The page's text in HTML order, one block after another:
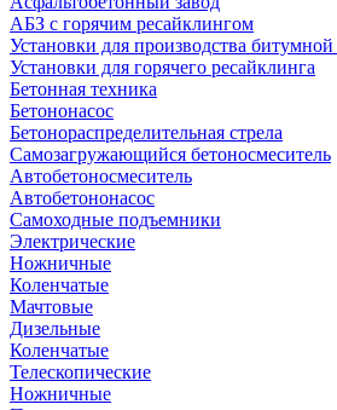
АБЗ с горячим ресайклингом
Установки для производства
Установки для горячего ресайклинга
Бетонная техника
Бетононасос
Бетонораспределительная стрела
Самозагружающийся бетоносмеситель
Автобетоносмеситель
Автобетононасос
Самоходные подъемники
Электрические
Ножничные
Коленчатые
Мачтовые
Дизельные
Коленчатые
Телескопические
Ножничные